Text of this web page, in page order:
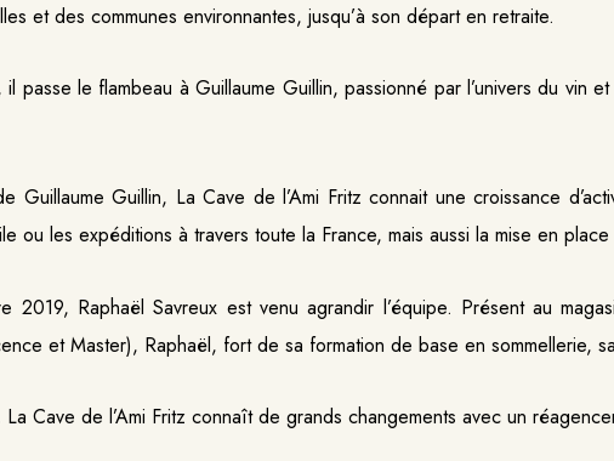
et des communes environnantes, jusqu’à son départ en retraite.
il passe le flambeau à Guillaume Guillin, passionné par l’univers du vin
Guillaume Guillin, La Cave de l’Ami Fritz connait une croissance
ou les expéditions à travers toute la France, mais aussi la mise en
2019, Raphaël Savreux est venu agrandir l’équipe. Présent au
et Master), Raphaël, fort de sa formation de base en sommellerie,
Cave de l’Ami Fritz connaît de grands changements avec un